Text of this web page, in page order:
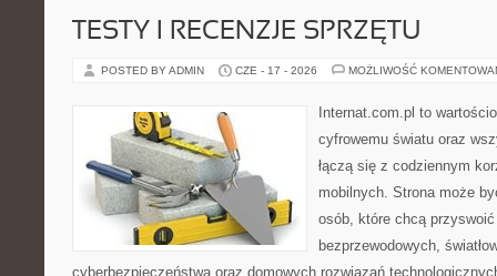
TESTY I RECENZJE SPRZĘTU
POSTED BY ADMIN CZE - 17 - 2026 MOŻLIWOŚĆ
Internat.com.pl to
cyfrowemu światu oraz
łączą się z codziennym
mobilnych. Strona może
osób, które chcą
bezprzewodowych,
cyberbezpieczeństwa oraz domowych rozwiązań